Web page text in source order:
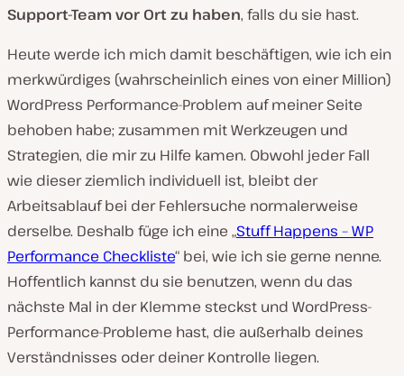
Support-Team vor Ort zu haben, falls du sie hast.
Heute werde ich mich damit beschäftigen, wie ich ein
merkwürdiges (wahrscheinlich eines von einer Million)
WordPress Performance-Problem auf meiner Seite
behoben habe; zusammen mit Werkzeugen und
Strategien, die mir zu Hilfe kamen. Obwohl jeder Fall
wie dieser ziemlich individuell ist, bleibt der
Arbeitsablauf bei der Fehlersuche normalerweise
derselbe. Deshalb füge ich eine „Stuff Happens – WP
Performance Checkliste“ bei, wie ich sie gerne nenne.
Hoffentlich kannst du sie benutzen, wenn du das
nächste Mal in der Klemme steckst und WordPress-
Performance-Probleme hast, die außerhalb deines
Verständnisses oder deiner Kontrolle liegen.